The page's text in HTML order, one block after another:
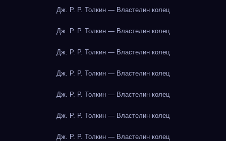
Дж. Р. Р. Толкин — Властелин колец
Дж. Р. Р. Толкин — Властелин колец
Дж. Р. Р. Толкин — Властелин колец
Дж. Р. Р. Толкин — Властелин колец
Дж. Р. Р. Толкин — Властелин колец
Дж. Р. Р. Толкин — Властелин колец
Дж. Р. Р. Толкин — Властелин колец